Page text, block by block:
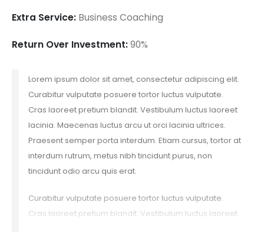
Extra Service: Business Coaching
Return Over Investment:90%
Lorem ipsum dolor sit amet, consectetur adipiscing elit.
Curabitur vulputate posuere tortor luctus vulputate.
Cras laoreet pretium blandit. Vestibulum luctus laoreet
lacinia. Maecenas luctus arcu ut orci lacinia ultrices.
Praesent semper porta interdum. Etiam cursus, tortor at
interdum rutrum, metus nibh tincidunt purus, non
tincidunt odio arcu quis erat.
Curabitur vulputate posuere tortor luctus vulputate.
Cras laoreet pretium blandit. Vestibulum luctus laoreet